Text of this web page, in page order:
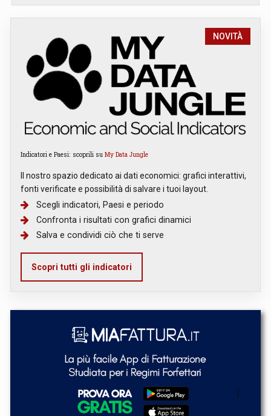
NOVITÀ
Indicatori e Paesi: scoprili su My Data Jungle
Il nostro spazio dedicato ai dati economici: grafici interattivi,
fonti verificate e possibilità di salvare i tuoi layout.
Scegli indicatori, Paesi e periodo
Confronta i risultati con grafici dinamici
Salva e condividi ciò che ti serve
Scopri tutti gli indicatori